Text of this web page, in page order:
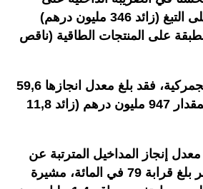
الاستهلاك المطبقة على التبغ (زائد 346 مليون درهم)
على المنتجات الطاقية (ناقص
وبخصوص الرسوم الجمركية، فقد بلغ معدل انجازها 59,6
في المائة وارتفعت بمقدار 947 مليون درهم (زائد 11,8
إنجاز المداخيل المترتبة عن
رسوم التسجيل والتنبر بلغ قرابة 79 في المائة، مشيرة